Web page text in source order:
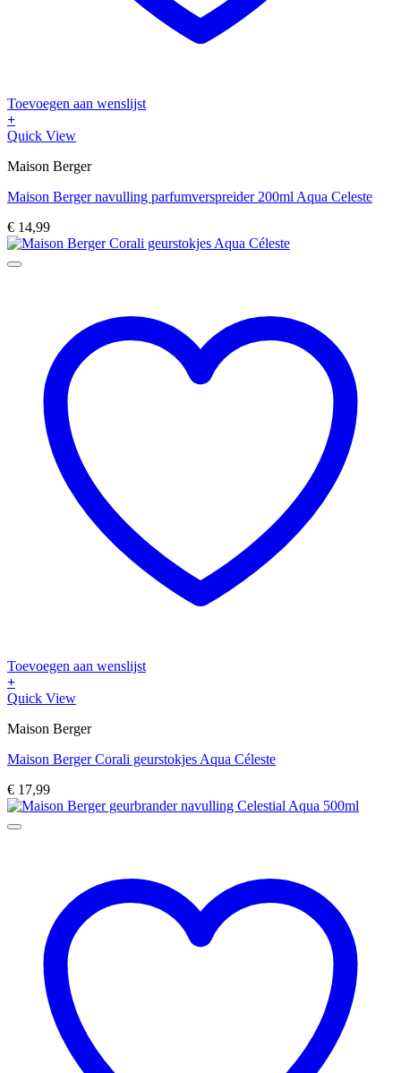
Toevoegen aan wenslijst
+
Quick View
Maison Berger
Maison Berger navulling parfumverspreider 200ml Aqua Celeste
€ 14,99
Toevoegen aan wenslijst
+
Quick View
Maison Berger
Maison Berger Corali geurstokjes Aqua Céleste
€ 17,99